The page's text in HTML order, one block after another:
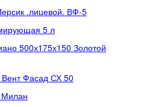
.лицевой. ВФ-5
5 л
500х175х150 Золотой
Фасад СХ 50
Милан